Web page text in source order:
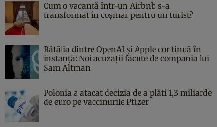
Cum o vacanță într-un Airbnb s-a
transformat în coșmar pentru un turist?
Bătălia dintre OpenAI și Apple continuă în
instanță: Noi acuzații făcute de compania lui
Sam Altman
Polonia a atacat decizia de a plăti 1,3 miliarde
de euro pe vaccinurile Pfizer